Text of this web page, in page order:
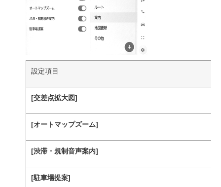
設定項目
[‍交差点拡大図‍]
[‍オートマップズーム‍]
[‍渋滞・規制音声案内‍]
[‍駐車場提案‍]